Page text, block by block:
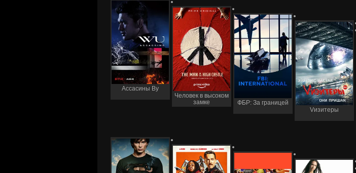
Ассасины Ву
Человек в высоком
замке
ФБР: За границей
Vизитеры